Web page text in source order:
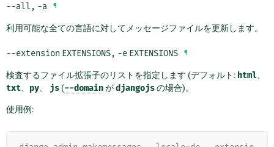
--all , -a ¶
利用可能な全ての言語に対してメッセージファイルを更新します。
--extension EXTENSIONS, -e EXTENSIONS ¶
検査するファイル拡張子のリストを指定します (デフォルト: html
txt py js (--domainがdjangojsの場合)。
使用例: